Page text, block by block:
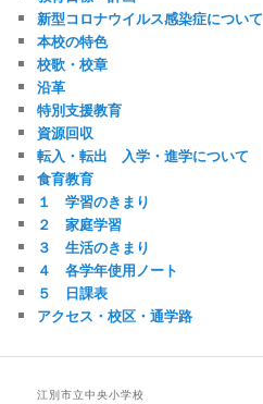
新型コロナウイルス感染症について
本校の特色
校歌・校章
沿革
特別支援教育
資源回収
転入・転出 入学・進学について
食育教育
１ 学習のきまり
２ 家庭学習
３ 生活のきまり
４ 各学年使用ノート
５ 日課表
アクセス・校区・通学路
江別市立中央小学校